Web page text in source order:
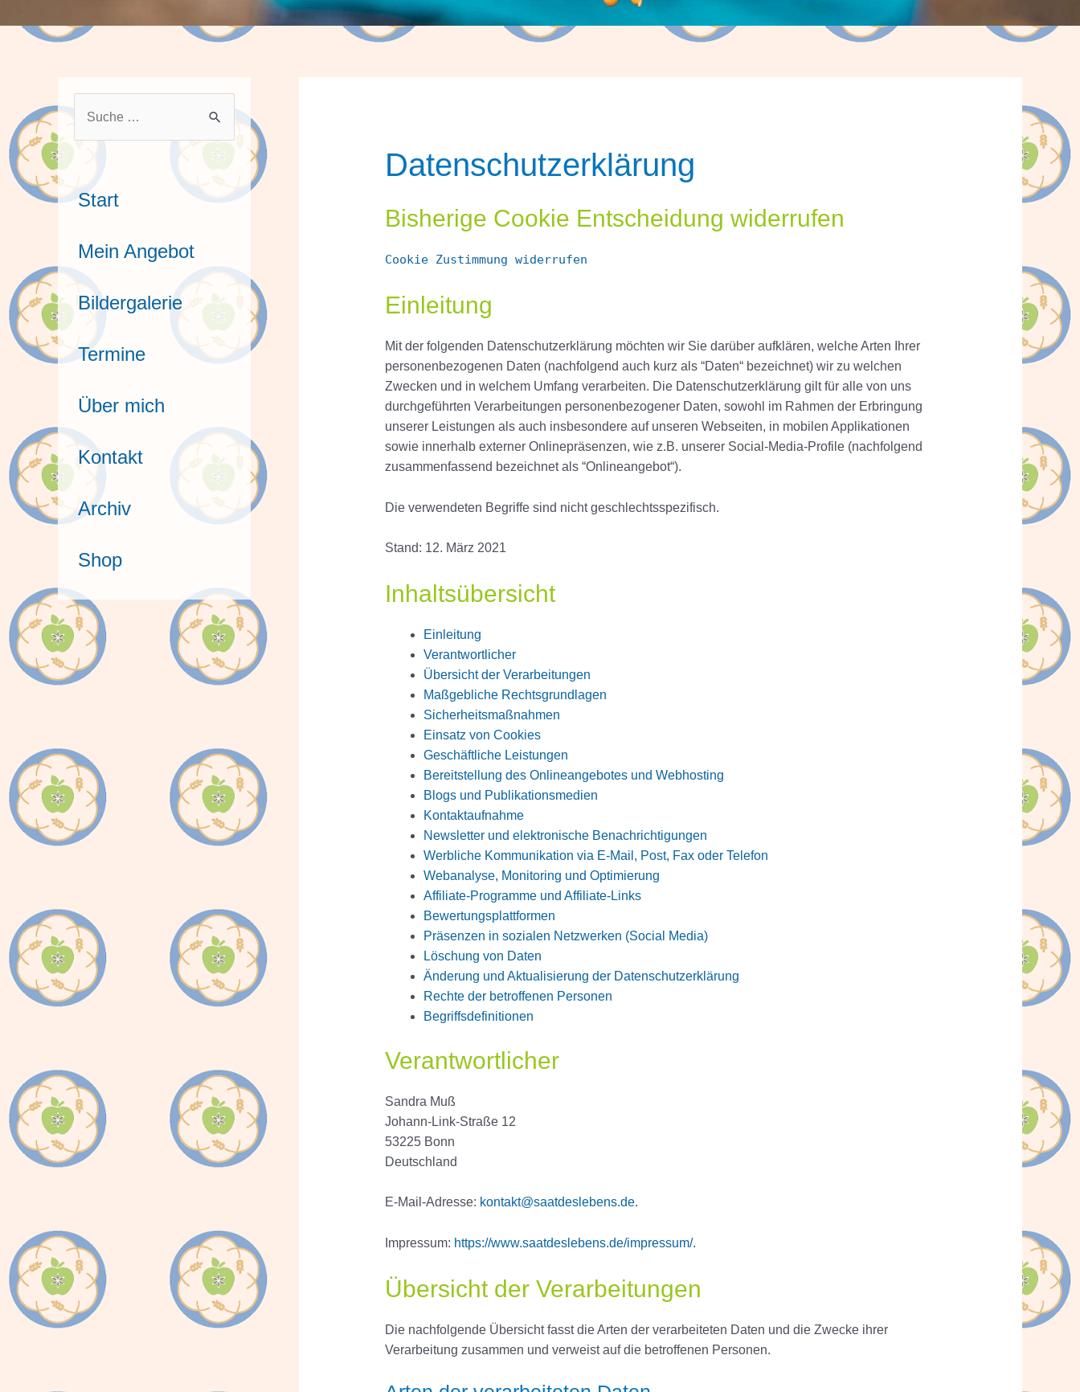
c
h
e
n
a
c
:
Start
Mein Angebot
Bildergalerie
Termine
Über mich
Kontakt
Archiv
Shop
Datenschutzerklärung
Bisherige Cookie Entscheidung widerrufen
Cookie Zustimmung widerrufen
Einleitung
Mit der folgenden Datenschutzerklärung möchten wir Sie darüber aufklären, welche Arten Ihrer
personenbezogenen Daten (nachfolgend auch kurz als “Daten“ bezeichnet) wir zu welchen
Zwecken und in welchem Umfang verarbeiten. Die Datenschutzerklärung gilt für alle von uns
durchgeführten Verarbeitungen personenbezogener Daten, sowohl im Rahmen der Erbringung
unserer Leistungen als auch insbesondere auf unseren Webseiten, in mobilen Applikationen
sowie innerhalb externer Onlinepräsenzen, wie z.B. unserer Social-Media-Profile (nachfolgend
zusammenfassend bezeichnet als “Onlineangebot“).
Die verwendeten Begriffe sind nicht geschlechtsspezifisch.
Stand: 12. März 2021
Inhaltsübersicht
Einleitung
Verantwortlicher
Übersicht der Verarbeitungen
Maßgebliche Rechtsgrundlagen
Sicherheitsmaßnahmen
Einsatz von Cookies
Geschäftliche Leistungen
Bereitstellung des Onlineangebotes und Webhosting
Blogs und Publikationsmedien
Kontaktaufnahme
Newsletter und elektronische Benachrichtigungen
Werbliche Kommunikation via E-Mail, Post, Fax oder Telefon
Webanalyse, Monitoring und Optimierung
Affiliate-Programme und Affiliate-Links
Bewertungsplattformen
Präsenzen in sozialen Netzwerken (Social Media)
Löschung von Daten
Änderung und Aktualisierung der Datenschutzerklärung
Rechte der betroffenen Personen
Begriffsdefinitionen
Verantwortlicher
Sandra Muß
Johann-Link-Straße 12
53225 Bonn
Deutschland
E-Mail-Adresse: kontakt@saatdeslebens.de.
Impressum: https://www.saatdeslebens.de/impressum/.
Übersicht der Verarbeitungen
Die nachfolgende Übersicht fasst die Arten der verarbeiteten Daten und die Zwecke ihrer
Verarbeitung zusammen und verweist auf die betroffenen Personen.